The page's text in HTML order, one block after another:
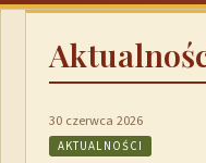
30 czerwca 2026
AKTUALNOŚCI